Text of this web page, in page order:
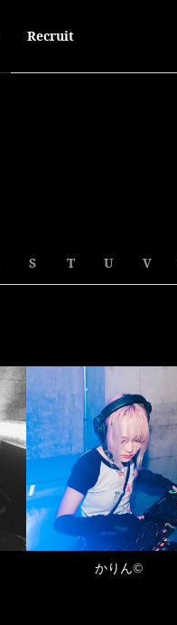
Recruit
S T U V
かりん©